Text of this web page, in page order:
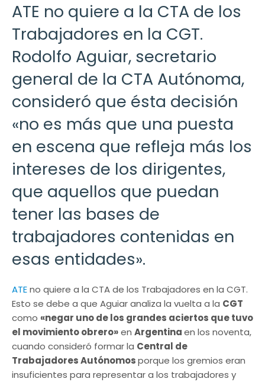
ATE no quiere a la CTA de los
Trabajadores en la CGT.
Rodolfo Aguiar, secretario
general de la CTA Autónoma,
consideró que ésta decisión
«no es más que una puesta
en escena que refleja más los
intereses de los dirigentes,
que aquellos que puedan
tener las bases de
trabajadores contenidas en
esas entidades».
ATEno quiere a la CTA de los Trabajadores en la CGT.
Esto se debe a que Aguiar analiza la vuelta a la CGT
como «negar uno de los grandes aciertos que tuvo
el movimiento obrero»en Argentinaen los noventa,
cuando consideró formar la Central de
Trabajadores Autónomosporque los gremios eran
insuficientes para representar a los trabajadores y